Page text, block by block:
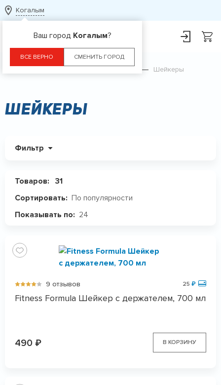
Когалым
Ваш город Когалым?
ВСЕ ВЕРНО СМЕНИТЬ ГОРОД
Шейкеры
Шейкеры
Фильтр
Товаров:
31
Сортировать: По популярности
Показывать по: 24
9 отзывов 25 ₽
Fitness Formula Шейкер с держателем, 700 мл
490 ₽ В КОРЗИНУ